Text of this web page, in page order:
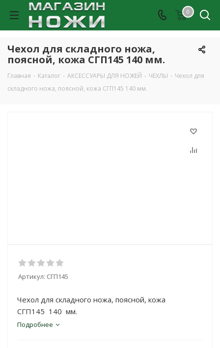
0
Чехол для складного ножа,
поясной, кожа СГП145 140 мм.
Главная - Каталог - АКСЕССУАРЫ ДЛЯ НОЖЕЙ - ЧЕХЛЫ - Чехол для
складного ножа, поясной, кожа СГП145 140 мм.
Артикул: СГП145
Чехол для складного ножа, поясной, кожа
СГП145 140 мм.
Подробнее